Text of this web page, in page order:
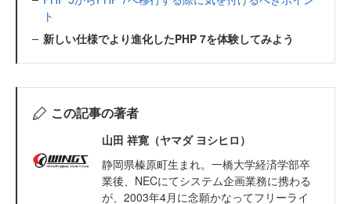
ト
新しい仕様でより進化したPHP 7を体験してみよう
この記事の著者
山田 祥寛（ヤマダ ヨシヒロ）
静岡県榛原町生まれ。一橋大学経済学部卒
業後、NECにてシステム企画業務に携わる
が、2003年4月に念願かなってフリーライ